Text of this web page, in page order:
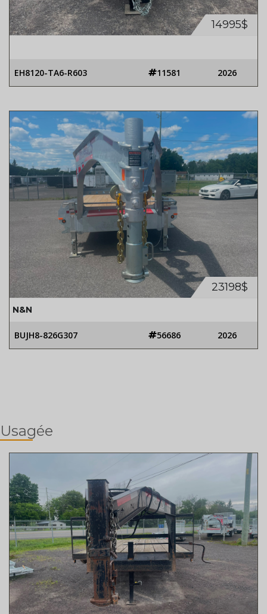
14995$
EH8120-TA6-R603 11581 2026
23198$
N&N
BUJH8-826G307 56686 2026
Usagée